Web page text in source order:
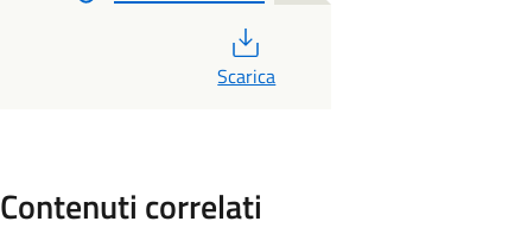
Scarica
Contenuti correlati